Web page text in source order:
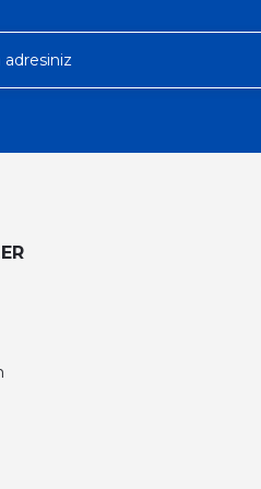
ile hızlı ve sağlam bir şekilde